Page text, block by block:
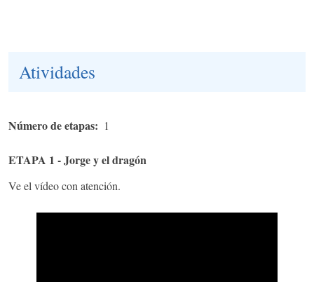
Atividades
Número de etapas 1
ETAPA 1 - Jorge y el dragón
Ve el vídeo con atención.